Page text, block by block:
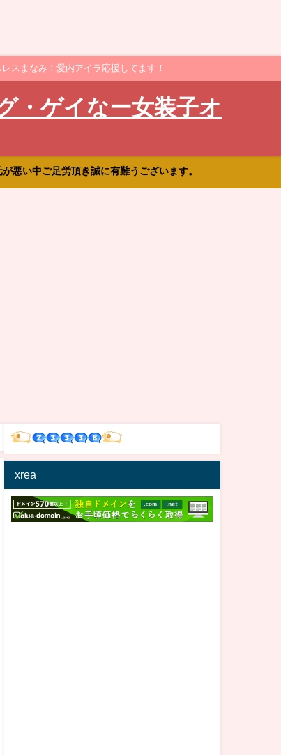
スまなみ！愛内アイラ応援してます！
・ゲイなー女装子オ
悪い中ご足労頂き誠に有難うございます。
xrea